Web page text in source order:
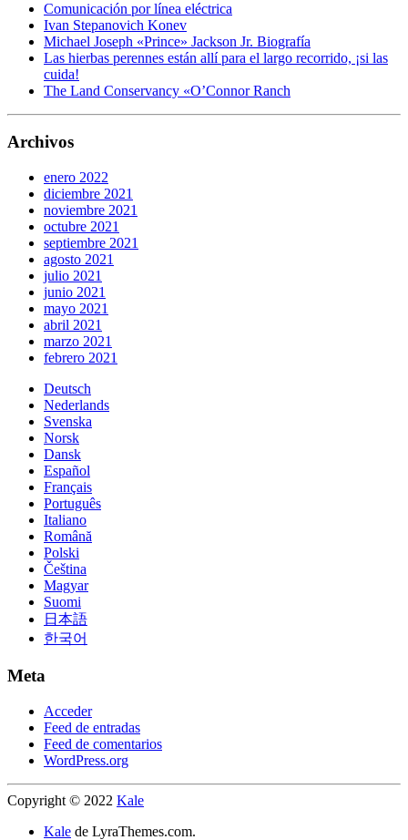
Comunicación por línea eléctrica
Ivan Stepanovich Konev
Michael Joseph «Prince» Jackson Jr. Biografía
Las hierbas perennes están allí para el largo recorrido, ¡si las
cuida!
The Land Conservancy «O’Connor Ranch
Archivos
enero 2022
diciembre 2021
noviembre 2021
octubre 2021
septiembre 2021
agosto 2021
julio 2021
junio 2021
mayo 2021
abril 2021
marzo 2021
febrero 2021
Deutsch
Nederlands
Svenska
Norsk
Dansk
Español
Français
Português
Italiano
Română
Polski
Čeština
Magyar
Suomi
日本語
한국어
Meta
Acceder
Feed de entradas
Feed de comentarios
WordPress.org
Copyright © 2022 Kale
Kale de LyraThemes.com.